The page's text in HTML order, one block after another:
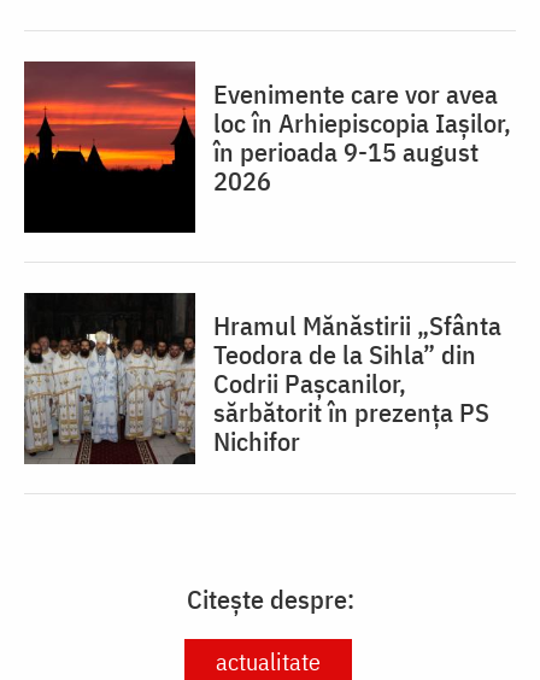
Evenimente care vor avea
loc în Arhiepiscopia Iaşilor,
în perioada 9-15 august
2026
Hramul Mănăstirii „Sfânta
Teodora de la Sihla” din
Codrii Pașcanilor,
sărbătorit în prezența PS
Nichifor
Citește despre:
actualitate